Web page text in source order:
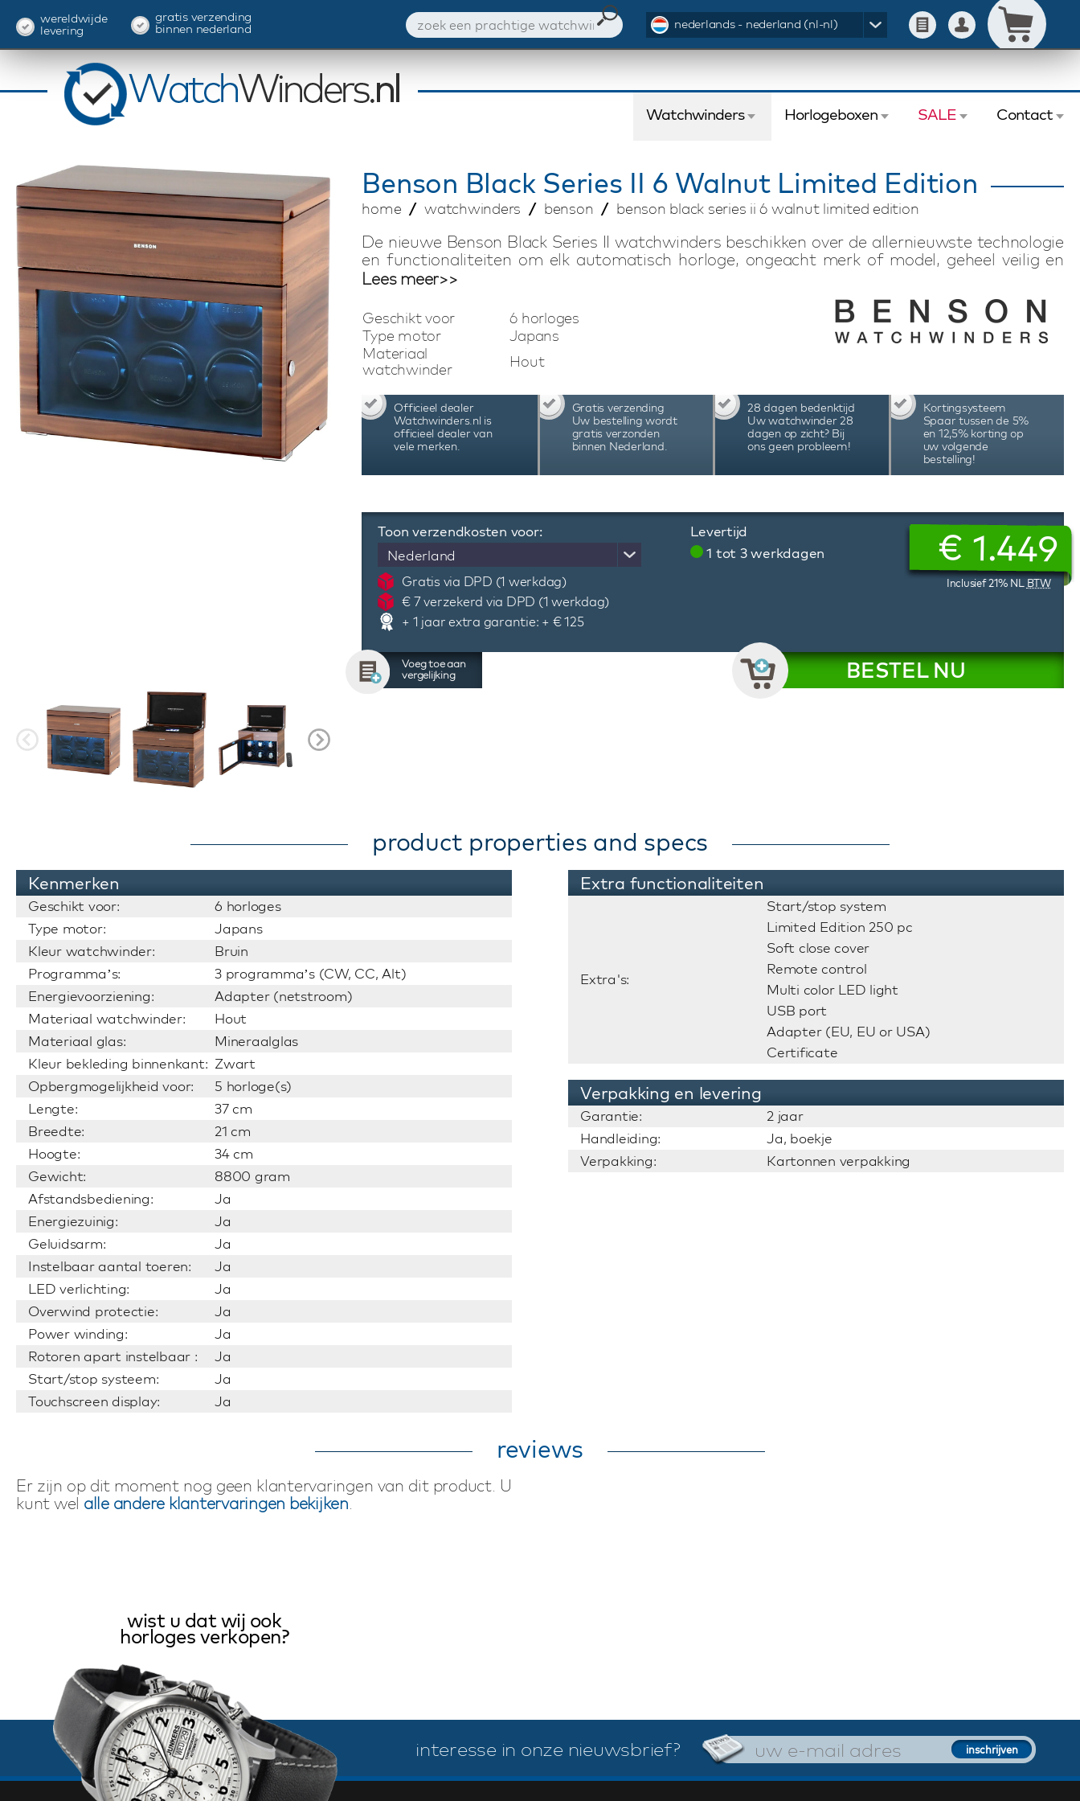
wereldwijde
levering
gratis verzending
binnen nederland nederlands - nederland (nl-nl)
Watchwinders Horlogeboxen SALE Contact
Benson Black Series II 6 Walnut Limited Edition
home watchwinders benson benson black series ii 6 walnut limited edition
De nieuwe Benson Black Series II watchwinders beschikken over de allernieuwste technologie
en functionaliteiten om elk automatisch horloge, ongeacht merk of model, geheel veilig en
professioneel van energie te voorzien. De Benson Black Series II watchwinders worden volledig
met de hand vervaardigd en hebben een prachtige uitstraling. Dit model, de Benson Black
Series II 6 Walnut watchwinder, is geschikt voor het opwinden van 6 automatische horloges en
biedt opbergruimte voor 5 andere horloges. Door middel van bediening van het touchscreen
kies je de draairichting en het aantal omwentelingen per dag (TPD). Deze Benson Black Series
II 6 Walnut watchwinder is voorzien van hoogwaardige Japanse motoren, afstandsbediening,
De motoren starten en stoppen keurig in 12-uur positie. De unieke combinatie van
hoogwaardige techniek en uitgebreide functies maken deze Benson Black Series II 6 Walnut
watchwinder de beste keuze voor het opwinden van 6 automatische horloges. Bekijk de video
voor een compleet beeld van deze fraaie watchwinder.
Lees meer>>
Geschikt voor
6 horloges
Type motor
Japans
Materiaal
watchwinder
Hout
Officieel dealer
Watchwinders.nl is
officieel dealer van
vele merken.
Gratis verzending
Uw bestelling wordt
gratis verzonden
binnen Nederland.
28 dagen bedenktijd
Uw watchwinder 28
dagen op zicht? Bij
ons geen probleem!
Kortingsysteem
Spaar tussen de 5%
en 12,5% korting op
uw volgende
bestelling!
Toon verzendkosten voor:
Nederland
Gratis via DPD (1 werkdag)
€ 7 verzekerd via DPD (1 werkdag)
+ 1 jaar extra garantie: + € 125
Levertijd
1 tot 3 werkdagen
€ 1.449
Inclusief 21% NL BTW
Voeg toe aan
vergelijking
BESTEL NU
product properties and specs
Kenmerken
Geschikt voor:
6 horloges
Type motor:
Japans
Kleur watchwinder:
Bruin
Programma’s:
3 programma’s (CW, CC, Alt)
Energievoorziening:
Adapter (netstroom)
Materiaal watchwinder:
Hout
Materiaal glas:
Mineraalglas
Kleur bekleding binnenkant: Zwart
Opbergmogelijkheid voor:
5 horloge(s)
Lengte:
37 cm
Breedte:
21 cm
Hoogte:
34 cm
Gewicht:
8800 gram
Afstandsbediening:
Ja
Energiezuinig:
Ja
Geluidsarm:
Ja
Instelbaar aantal toeren:
Ja
LED verlichting:
Ja
Overwind protectie:
Ja
Power winding:
Ja
Rotoren apart instelbaar :
Ja
Start/stop systeem:
Ja
Touchscreen display:
Ja
Extra functionaliteiten
Extra's:
Start/stop system
Limited Edition 250 pc
Soft close cover
Remote control
Multi color LED light
USB port
Adapter (EU, EU or USA)
Certificate
Verpakking en levering
Garantie:
2 jaar
Handleiding:
Ja, boekje
Verpakking:
Kartonnen verpakking
reviews
Er zijn op dit moment nog geen klantervaringen van dit product. U
kunt wel alle andere klantervaringen bekijken
interesse in onze nieuwsbrief?
wist u dat wij ook
horloges verkopen?